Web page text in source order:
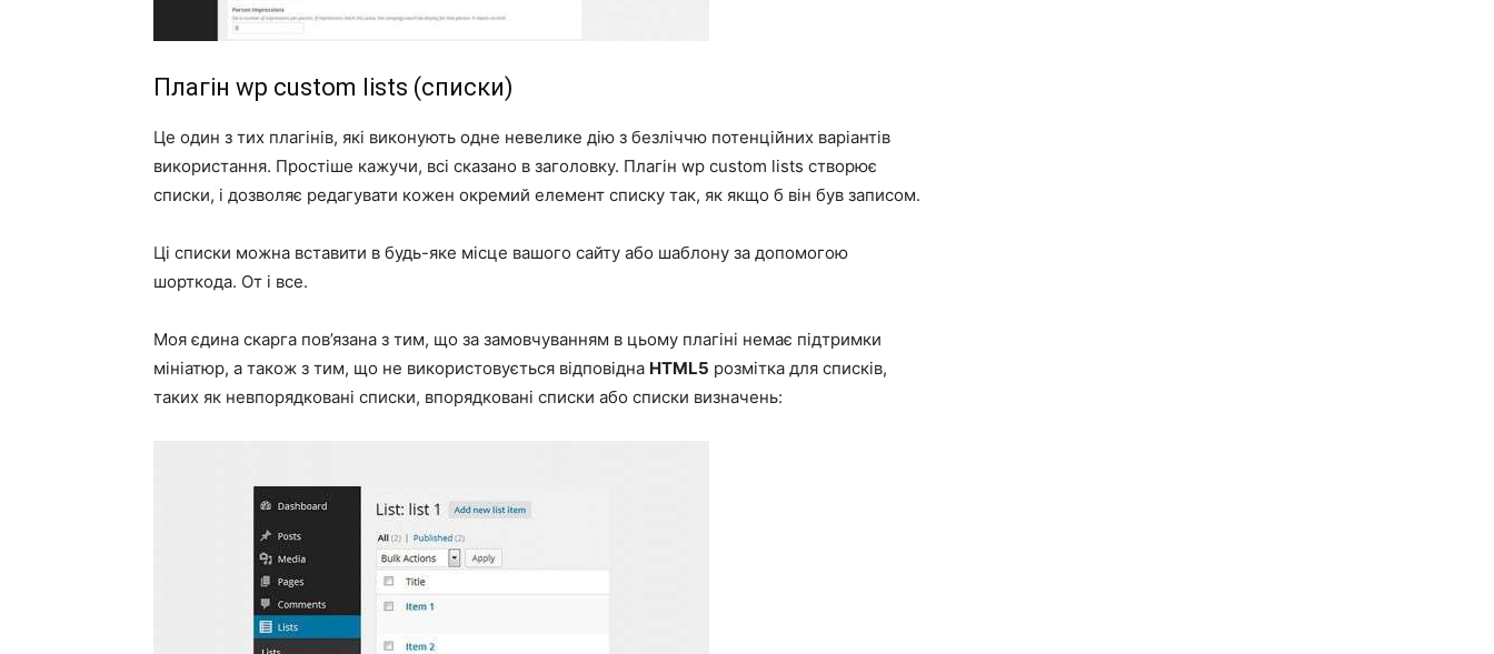
Плагін wp custom lists (списки)
Це один з тих плагінів, які виконують одне невелике дію з безліччю потенційних варіантів
використання. Простіше кажучи, всі сказано в заголовку. Плагін wp custom lists створює
списки, і дозволяє редагувати кожен окремий елемент списку так, як якщо б він був записом.
Ці списки можна вставити в будь-яке місце вашого сайту або шаблону за допомогою
шорткода. От і все.
Моя єдина скарга пов’язана з тим, що за замовчуванням в цьому плагіні немає підтримки
мініатюр, а також з тим, що не використовується відповідна HTML5 розмітка для списків,
таких як невпорядковані списки, впорядковані списки або списки визначень: